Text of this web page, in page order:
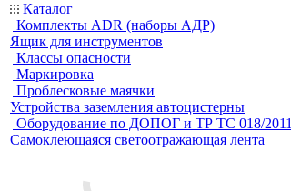
Каталог
Комплекты ADR (наборы АДР)
Ящик для инструментов
Классы опасности
Маркировка
Проблесковые маячки
Устройства заземления автоцистерны
Оборудование по ДОПОГ и ТР ТС 018/2011
Самоклеющаяся светоотражающая лента